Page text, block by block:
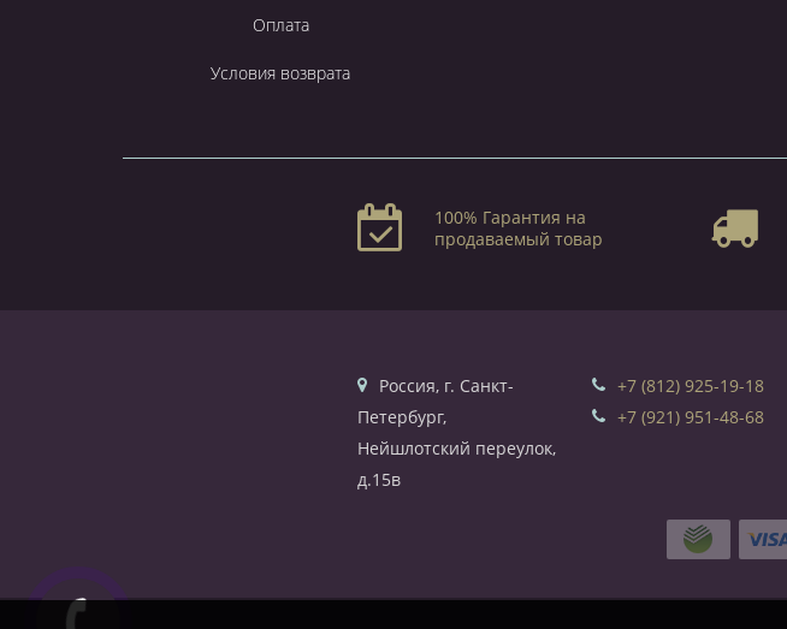
Оплата
Условия возврата
100% Гарантия на
продаваемый товар
Россия, г. Санкт-
Петербург,
Нейшлотский переулок,
д.15в
+7 (812) 925-19-18
+7 (921) 951-48-68